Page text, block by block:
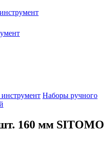
Наборы ручного
160 мм SITOMO